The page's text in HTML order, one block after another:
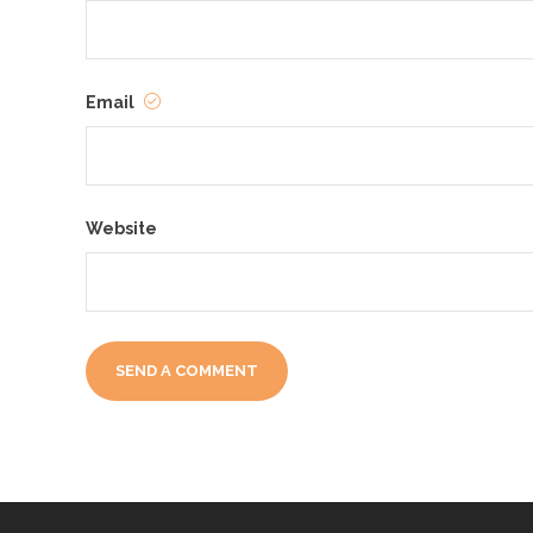
Email
Website